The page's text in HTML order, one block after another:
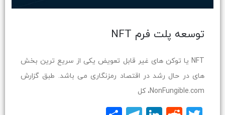
توسعه پلت فرم NFT
NFT یا توکن های غیر قابل تعویض یکی از سریع ترین بخش
های در حال رشد در اقتصاد رمزنگاری می باشد. طبق گزارش
NonFungible.com، کل